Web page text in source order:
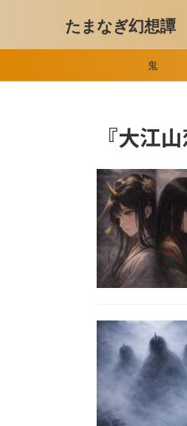
たまなぎ幻想譚
鬼
『大江